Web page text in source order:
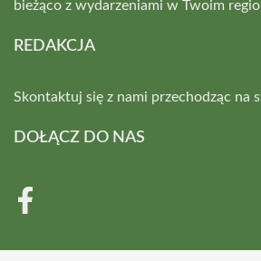
bieżąco z wydarzeniami w Twoim
REDAKCJA
Skontaktuj się z nami przechodząc na
DOŁĄCZ DO NAS